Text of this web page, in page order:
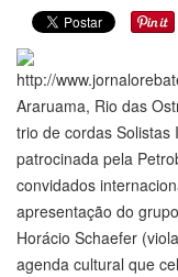
Araruama, Rio das
trio de cordas Solistas
patrocinada pela
convidados
apresentação do
Horácio Schaefer
agenda cultural que